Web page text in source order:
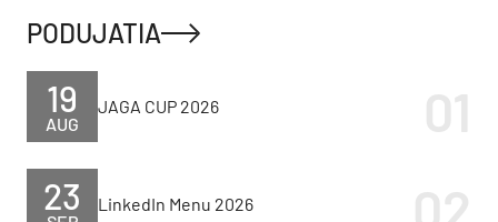
PODUJATIA
AUG
19 JAGA CUP 2026
23 LinkedIn Menu 2026